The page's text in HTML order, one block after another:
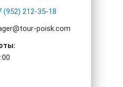
(952) 212-35-18
poisk.com